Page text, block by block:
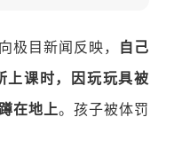
极目新闻反映， 自己
上课时，因玩玩具被
在地上。孩子被体罚